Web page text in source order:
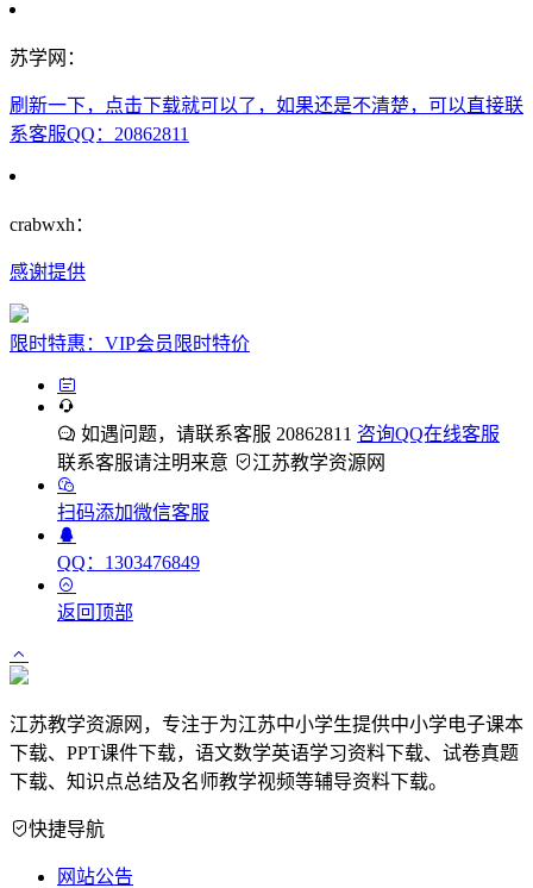
苏学网：
刷新一下，点击下载就可以了，如果还是不清楚，可以直接联
系客服QQ：20862811
crabwxh：
感谢提供
限时特惠：VIP会员限时特价
如遇问题，请联系客服 20862811 咨询QQ在线客服
联系客服请注明来意
江苏教学资源网
扫码添加微信客服
QQ：1303476849
返回顶部
江苏教学资源网，专注于为江苏中小学生提供中小学电子课本
下载、PPT课件下载，语文数学英语学习资料下载、试卷真题
下载、知识点总结及名师教学视频等辅导资料下载。
快捷导航
网站公告